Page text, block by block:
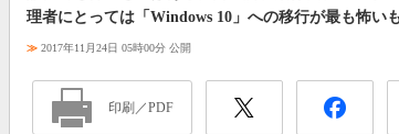
理者にとっては「Windows 10」への移行が最も怖い
≫ 2017年11月24日 05時00分 公開
印刷／PDF